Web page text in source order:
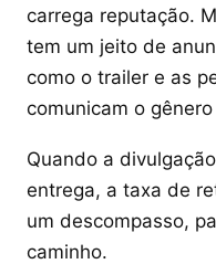
carrega reputação.
tem um jeito de
como o trailer e as
comunicam o
Quando a
entrega, a taxa de
um descompasso,
caminho.